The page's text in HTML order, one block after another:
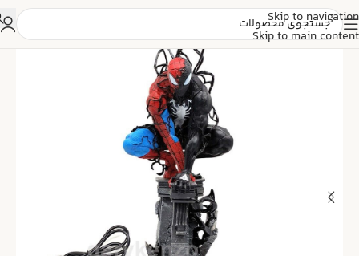
Skip to navigation
Skip to main content